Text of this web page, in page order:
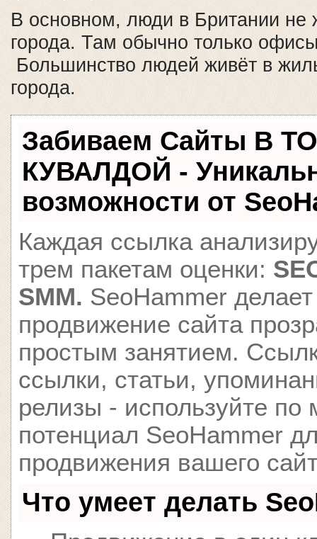
В основном, люди в Британии не
города. Там обычно только
Большинство людей живёт в
города.
Забиваем Сайты В
КУВАЛДОЙ -
возможности от
Каждая ссылка
трем пакетам оценки:
SMM. SeoHammer делает
продвижение сайта
простым занятием.
ссылки, статьи,
релизы - используйте по
потенциал SeoHammer
продвижения вашего
Что умеет делать